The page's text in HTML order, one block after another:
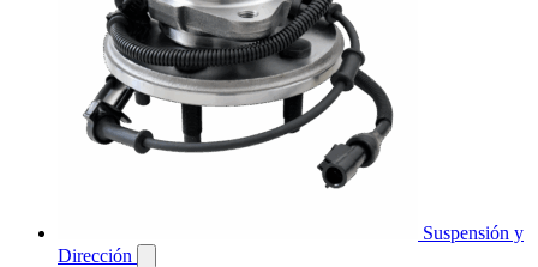
Suspensión y
Dirección